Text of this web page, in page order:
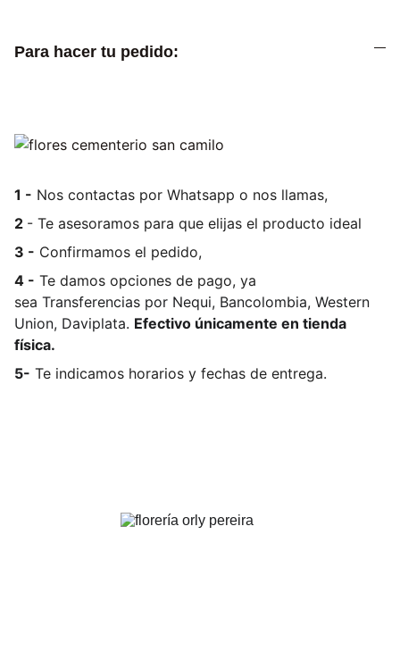
Para hacer tu pedido:
1 - Nos contactas por Whatsapp o nos llamas,
2 - Te asesoramos para que elijas el producto ideal
3 - Confirmamos el pedido,
4 - Te damos opciones de pago, ya
sea Transferencias por Nequi, Bancolombia, Western
Union, Daviplata. Efectivo únicamente en tienda
física.
5- Te indicamos horarios y fechas de entrega.